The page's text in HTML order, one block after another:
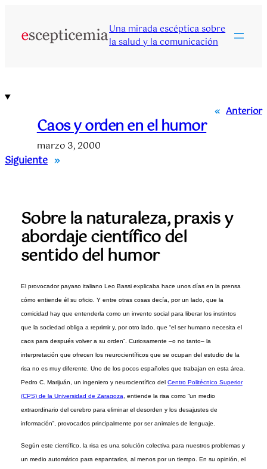
contenido
Una mirada escéptica sobre
la salud y la comunicación
« Anterior
Caos y orden en el humor
marzo 3, 2000
Siguiente »
Sobre la naturaleza, praxis y
abordaje científico del
sentido del humor
El provocador payaso italiano Leo Bassi explicaba hace unos días en la prensa
cómo entiende él su oficio. Y entre otras cosas decía, por un lado, que la
comicidad hay que entenderla como un invento social para liberar los instintos
que la sociedad obliga a reprimir y, por otro lado, que “el ser humano necesita el
caos para después volver a su orden”. Curiosamente –o no tanto– la
interpretación que ofrecen los neurocientíficos que se ocupan del estudio de la
risa no es muy diferente. Uno de los pocos españoles que trabajan en esta área,
Pedro C. Marijuán, un ingeniero y neurocientífico del Centro Politécnico Superior
(CPS) de la Universidad de Zaragoza , entiende la risa como “un medio
extraordinario del cerebro para eliminar el desorden y los desajustes de
información”, provocados principalmente por ser animales de lenguaje.
Según este científico, la risa es una solución colectiva para nuestros problemas y
un medio automático para espantarlos, al menos por un tiempo. En su opinión, el